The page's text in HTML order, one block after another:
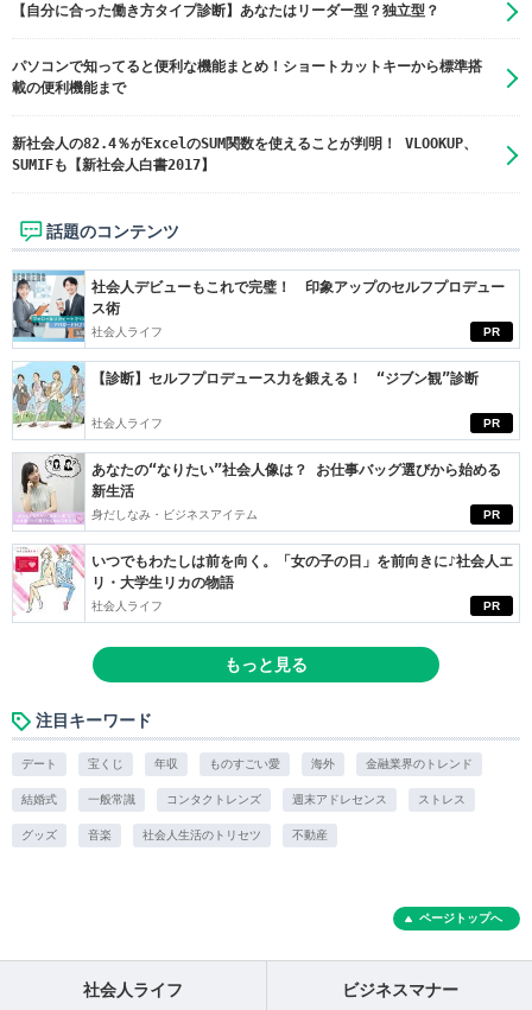
【自分に合った働き方タイプ診断】あなたはリーダー型？独立型？
パソコンで知ってると便利な機能まとめ！ショートカットキーから標準搭
載の便利機能まで
新社会人の82.4％がExcelのSUM関数を使えることが判明！ VLOOKUP、
SUMIFも【新社会人白書2017】
話題のコンテンツ
PR
社会人デビューもこれで完璧！ 印象アップのセルフプロデュー
ス術
社会人ライフ
PR
【診断】セルフプロデュース力を鍛える！ “ジブン観”診断
社会人ライフ
PR
あなたの“なりたい”社会人像は？ お仕事バッグ選びから始める
新生活
身だしなみ・ビジネスアイテム
PR
いつでもわたしは前を向く。「女の子の日」を前向きに♪社会人エ
リ・大学生リカの物語
社会人ライフ
もっと見る
注目キーワード
デート 宝くじ 年収 ものすごい愛 海外 金融業界のトレンド
結婚式 一般常識 コンタクトレンズ 週末アドレセンス ストレス
グッズ 音楽 社会人生活のトリセツ 不動産
ページトップへ
社会人ライフ ビジネスマナー